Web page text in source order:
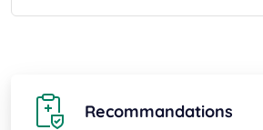
Recommandations